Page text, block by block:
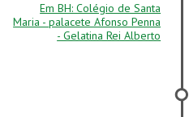
Em BH: Colégio de Santa
Maria - palacete Afonso Penna
- Gelatina Rei Alberto